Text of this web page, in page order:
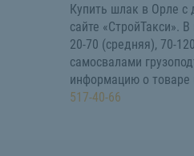
Купить шлак в Орле с
сайте «СтройТакси».
20-70 (средняя), 70-
самосвалами
информацию о товаре
517-40-66